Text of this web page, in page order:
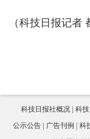
（科技日报记者
科技日报社概况 科
公示公告
广告刊例 科